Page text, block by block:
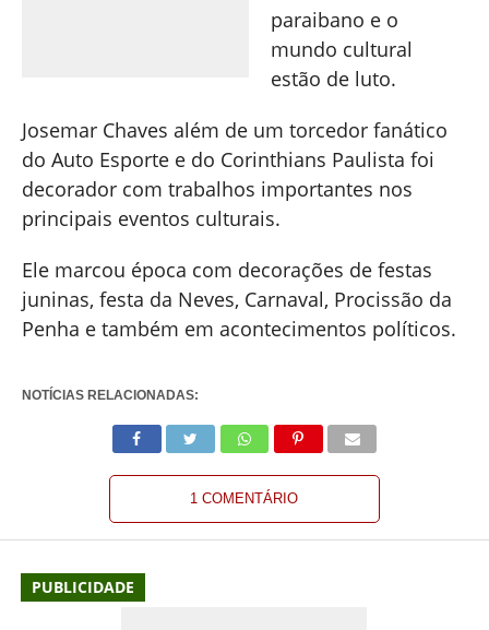
paraibano e o
mundo cultural
estão de luto.
Josemar Chaves além de um torcedor fanático
do Auto Esporte e do Corinthians Paulista foi
decorador com trabalhos importantes nos
principais eventos culturais.
Ele marcou época com decorações de festas
juninas, festa da Neves, Carnaval, Procissão da
Penha e também em acontecimentos políticos.
NOTÍCIAS RELACIONADAS:
1 COMENTÁRIO
PUBLICIDADE